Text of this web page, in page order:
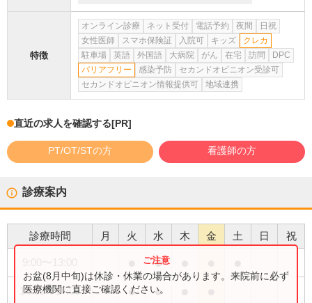
特徴
オンライン診療 ネット受付 電話予約 夜間
日祝
女性医師
スマホ保険証 入院可 キッズ
クレカ
駐車場
英語 外国語 大病院 がん 在宅 訪問
DPC
バリアフリー
感染予防
セカンドオピニオン受診可
セカンドオピニオン情報提供可
地域連携
直近の求人を確認する[PR]
PT/OT/STの方 看護師の方
診療案内
診療時間 月 火 水 木 金 土 日 祝
●
14:00〜17:00 ● ●
お盆(8月中旬)は休診・休業の場合があります。来院前に必ず
医療機関に直接ご確認ください。